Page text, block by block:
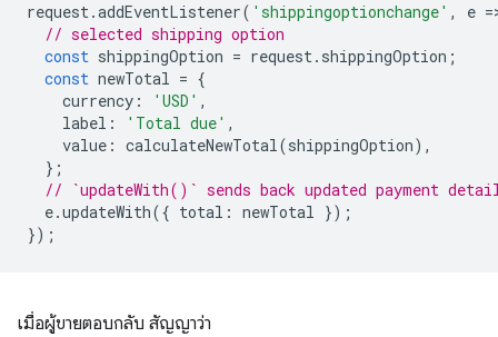
request.addEventListener( 'shippingoptionchange' , e =
// selected shipping option
const shippingOption = request. shippingOption ;
const newTotal = {
currency : 'USD' ,
label : 'Total due' ,
value : calculateNewTotal(shippingOption),
};
// `updateWith()` sends back updated payment
e.updateWith({ total : newTotal });
});
เมื่อผู้ขายตอบกลับ สัญญาว่า